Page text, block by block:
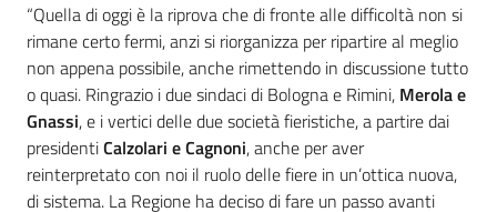
“Quella di oggi è la riprova che di fronte alle difficoltà non si
rimane certo fermi, anzi si riorganizza per ripartire al meglio
non appena possibile, anche rimettendo in discussione tutto
o quasi. Ringrazio i due sindaci di Bologna e Rimini, Merola e
Gnassi, e i vertici delle due società fieristiche, a partire dai
presidentiCalzolari e Cagnoni, anche per aver
reinterpretato con noi il ruolo delle fiere in un’ottica nuova,
di sistema. La Regione ha deciso di fare un passo avanti